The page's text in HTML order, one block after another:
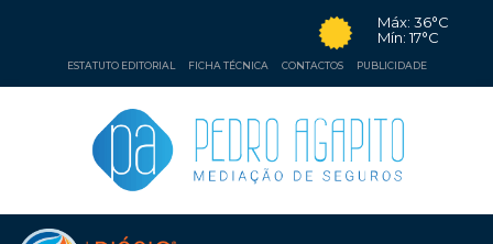
Máx: 36°C
Mín: 17°C
ESTATUTO EDITORIAL FICHA TÉCNICA CONTACTOS PUBLICIDADE